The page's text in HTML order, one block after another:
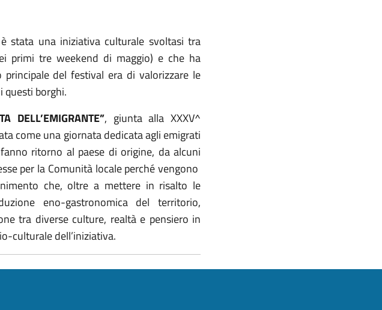
è stata una iniziativa culturale svoltasi tra
primi tre weekend di maggio) e che ha
del festival era di valorizzare le
questi borghi.
, giunta alla XXXV^
come una giornata dedicata agli emigrati
ritorno al paese di origine, da alcuni
per la Comunità locale perché vengono
che, oltre a mettere in risalto le
eno-gastronomica del territorio,
tra diverse culture, realtà e pensiero in
culturale dell’iniziativa.